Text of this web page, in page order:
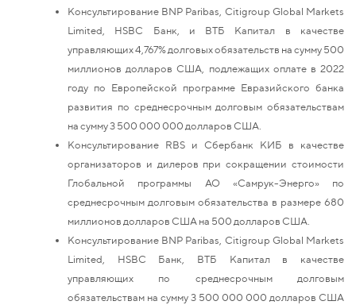
Консультирование BNP Paribas, Citigroup Global Markets
Limited, HSBC Банк, и ВТБ Капитал в качестве
управляющих 4,767% долговых обязательств на сумму 500
миллионов долларов США, подлежащих оплате в 2022
году по Европейской программе Евразийского банка
развития по среднесрочным долговым обязательствам
на сумму 3 500 000 000 долларов США.
Консультирование RBS и Сбербанк КИБ в качестве
организаторов и дилеров при сокращении стоимости
Глобальной программы АО «Самрук-Энерго» по
среднесрочным долговым обязательства в размере 680
миллионов долларов США на 500 долларов США.
Консультирование BNP Paribas, Citigroup Global Markets
Limited, HSBC Банк, ВТБ Капитал в качестве
управляющих по среднесрочным долговым
обязательствам на сумму 3 500 000 000 долларов США